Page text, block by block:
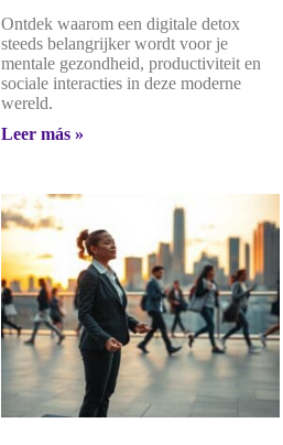
Ontdek waarom een digitale detox
steeds belangrijker wordt voor je
mentale gezondheid, productiviteit en
sociale interacties in deze moderne
wereld.
Leer más »